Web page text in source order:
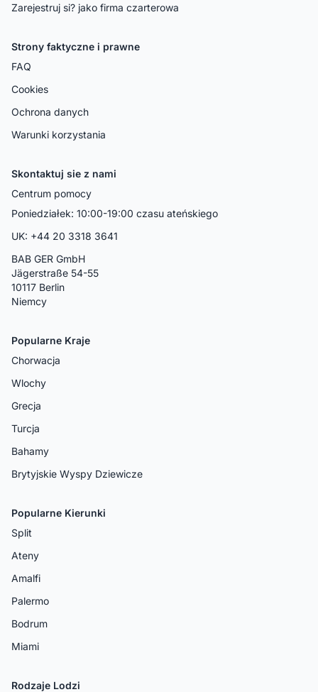
Zarejestruj si? jako firma czarterowa
Strony faktyczne i prawne
FAQ
Cookies
Ochrona danych
Warunki korzystania
Skontaktuj sie z nami
Centrum pomocy
Poniedziałek: 10:00-19:00 czasu ateńskiego
UK: +44 20 3318 3641
BAB GER GmbH
Jägerstraße 54-55
10117 Berlin
Niemcy
Popularne Kraje
Chorwacja
Wlochy
Grecja
Turcja
Bahamy
Brytyjskie Wyspy Dziewicze
Popularne Kierunki
Split
Ateny
Amalfi
Palermo
Bodrum
Miami
Rodzaje Lodzi